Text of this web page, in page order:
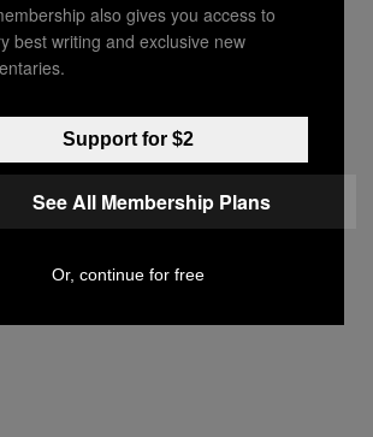
orang punya hobinya
Kalau saya paling hobi
also gives you access to
best writing and exclusive new
Support for $2
See All Membership Plans
Or, continue for free